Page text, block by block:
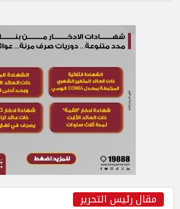
مقال رئيس التحرير